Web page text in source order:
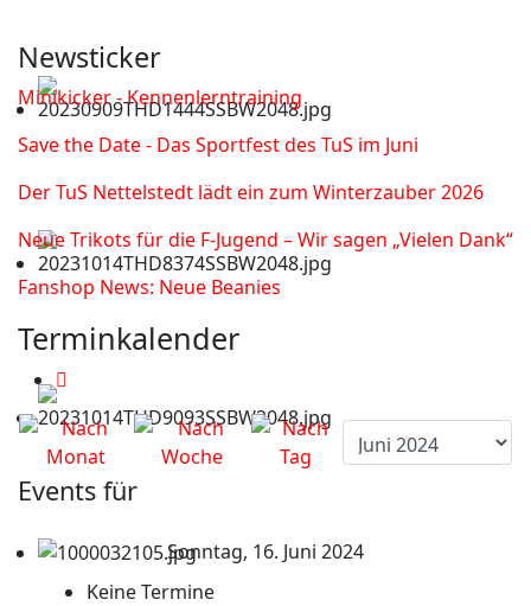
Newsticker
Minikicker - Kennenlerntraining
Save the Date - Das Sportfest des TuS im Juni
Der TuS Nettelstedt lädt ein zum Winterzauber 2026
Neue Trikots für die F-Jugend – Wir sagen „Vielen Dank“
Fanshop News: Neue Beanies
Terminkalender
Events für
Sonntag, 16. Juni 2024
Keine Termine